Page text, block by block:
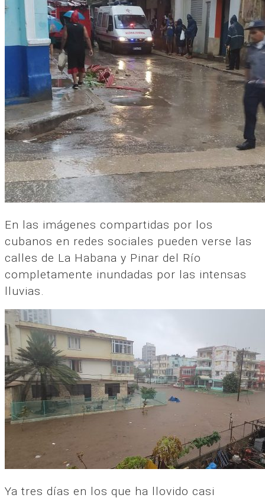
En las imágenes compartidas por los
cubanos en redes sociales pueden verse las
calles de La Habana y Pinar del Río
completamente inundadas por las intensas
lluvias.
Ya tres días en los que ha llovido casi